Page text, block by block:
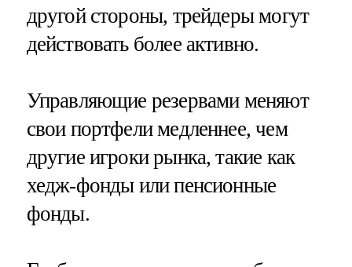
другой стороны, трейдеры могут
действовать более активно.
Управляющие резервами меняют
свои портфели медленнее, чем
другие игроки рынка, такие как
хедж-фонды или пенсионные
фонды.